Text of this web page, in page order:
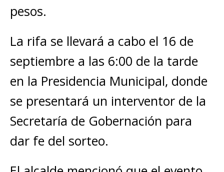
pesos.
La rifa se llevará a cabo el 16 de
septiembre a las 6:00 de la tarde
en la Presidencia Municipal, donde
se presentará un interventor de la
Secretaría de Gobernación para
dar fe del sorteo.